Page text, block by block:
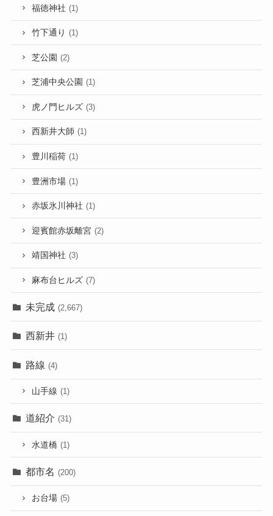
福徳神社 (1)
竹下通り (1)
芝公園 (2)
芝浦中央公園 (1)
虎ノ門ヒルズ (3)
西新井大師 (1)
豊川稲荷 (1)
豊洲市場 (1)
赤坂氷川神社 (1)
迎賓館赤坂離宮 (2)
靖国神社 (3)
麻布台ヒルズ (7)
未完成 (2,667)
西新井 (1)
路線 (4)
山手線 (1)
道紹介 (31)
水道橋 (1)
都市名 (200)
お台場 (5)